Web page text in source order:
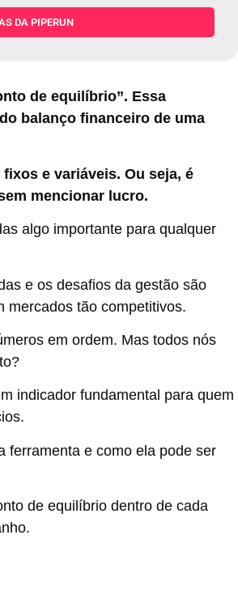
DA PIPERUN
de equilíbrio”. Essa
balanço financeiro de uma
e variáveis. Ou seja, é
mencionar lucro.
algo importante para qualquer
e os desafios da gestão são
mercados tão competitivos.
em ordem. Mas todos nós
indicador fundamental para quem
ferramenta e como ela pode ser
de equilíbrio dentro de cada